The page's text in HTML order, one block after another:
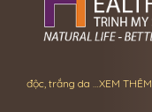
độc, trắng da …XEM THÊM